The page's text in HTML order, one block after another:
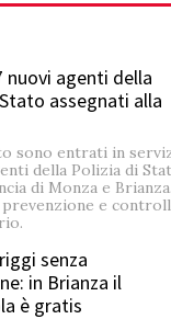
nuovi agenti della
assegnati alla
sono entrati in
della Polizia di
di Monza e Brianza.
e
senza
in Brianza il
è gratis